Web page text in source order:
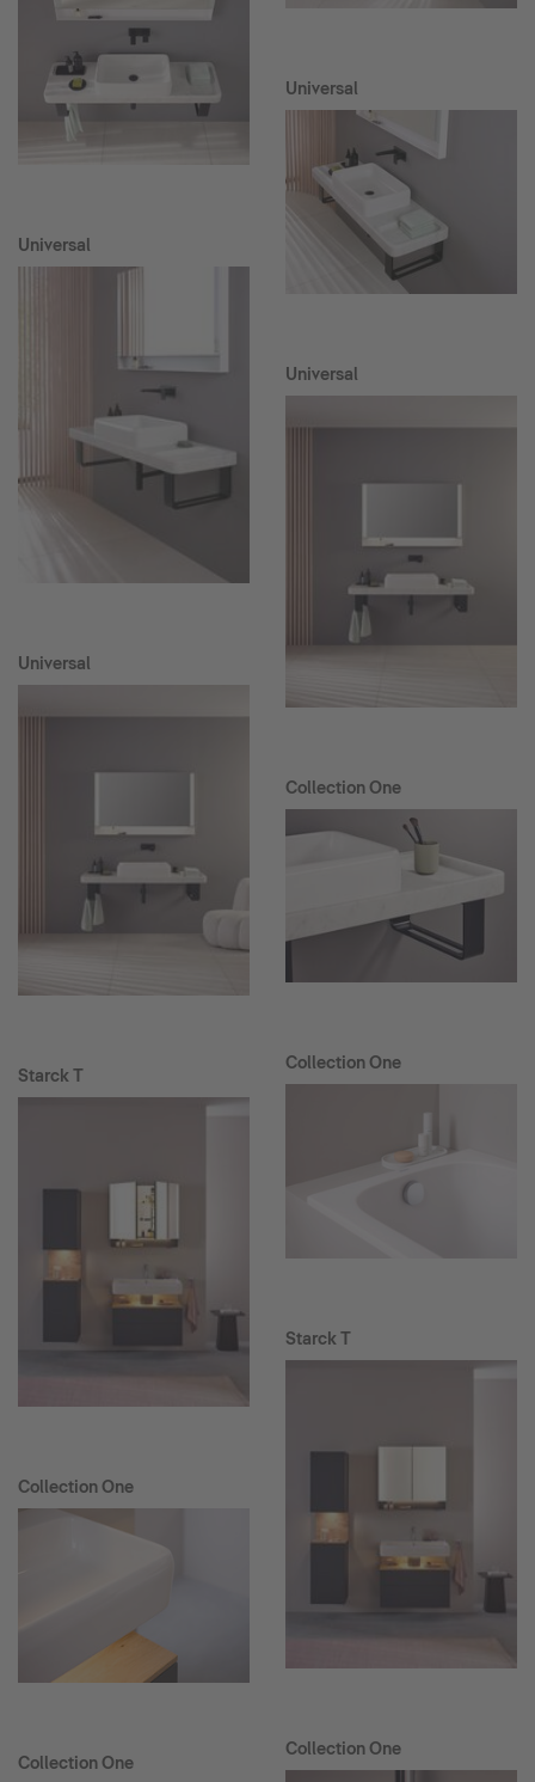
Universal
Universal
Starck T
Collection One
Collection One
Universal
Universal
Collection One
Collection One
Starck T
Collection One